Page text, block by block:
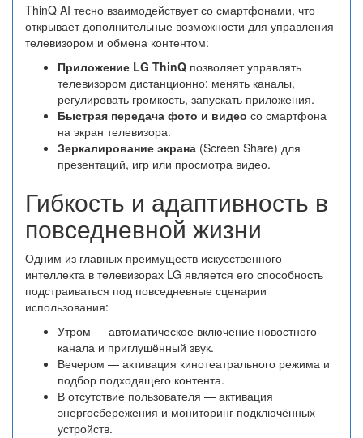
ThinQ AI тесно взаимодействует со смартфонами, что
открывает дополнительные возможности для управления
телевизором и обмена контентом:
Приложение LG ThinQ позволяет управлять
телевизором дистанционно: менять каналы,
регулировать громкость, запускать приложения.
Быстрая передача фото и видео со смартфона
на экран телевизора.
Зеркалирование экрана (Screen Share) для
презентаций, игр или просмотра видео.
Гибкость и адаптивность в
повседневной жизни
Одним из главных преимуществ искусственного
интеллекта в телевизорах LG является его способность
подстраиваться под повседневные сценарии
использования:
Утром — автоматическое включение новостного
канала и приглушённый звук.
Вечером — активация кинотеатрального режима и
подбор подходящего контента.
В отсутствие пользователя — активация
энергосбережения и мониторинг подключённых
устройств.